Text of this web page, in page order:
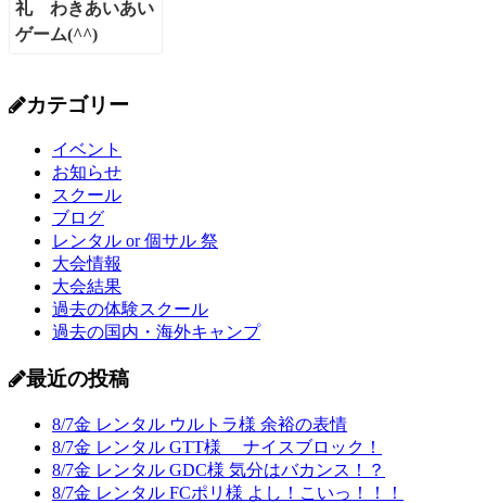
カテゴリー
イベント
お知らせ
スクール
ブログ
レンタル or 個サル 祭
大会情報
大会結果
過去の体験スクール
過去の国内・海外キャンプ
最近の投稿
8/7金 レンタル ウルトラ様 余裕の表情
8/7金 レンタル GTT様 ナイスブロック！
8/7金 レンタル GDC様 気分はバカンス！？
8/7金 レンタル FCポリ様 よし！こいっ！！！